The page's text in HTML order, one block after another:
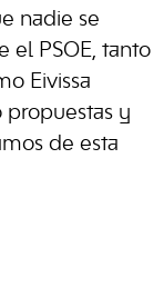
nadie se
el PSOE, tanto
Eivissa
propuestas y
de esta